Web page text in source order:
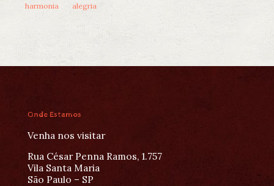
harmonia
alegria
Onde Estamos
Venha nos visitar
Rua César Penna Ramos, 1.757
Vila Santa Maria
São Paulo – SP